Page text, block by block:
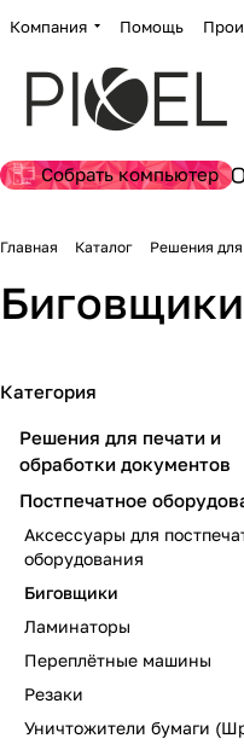
Компания Помощь
Собрать компьютер
Главная Каталог Решения
Биговщики
Категория
Решения для печати и
обработки документов
Постпечатное
Аксессуары для
оборудования
Биговщики
Ламинаторы
Переплётные машины
Резаки
Уничтожители бумаги